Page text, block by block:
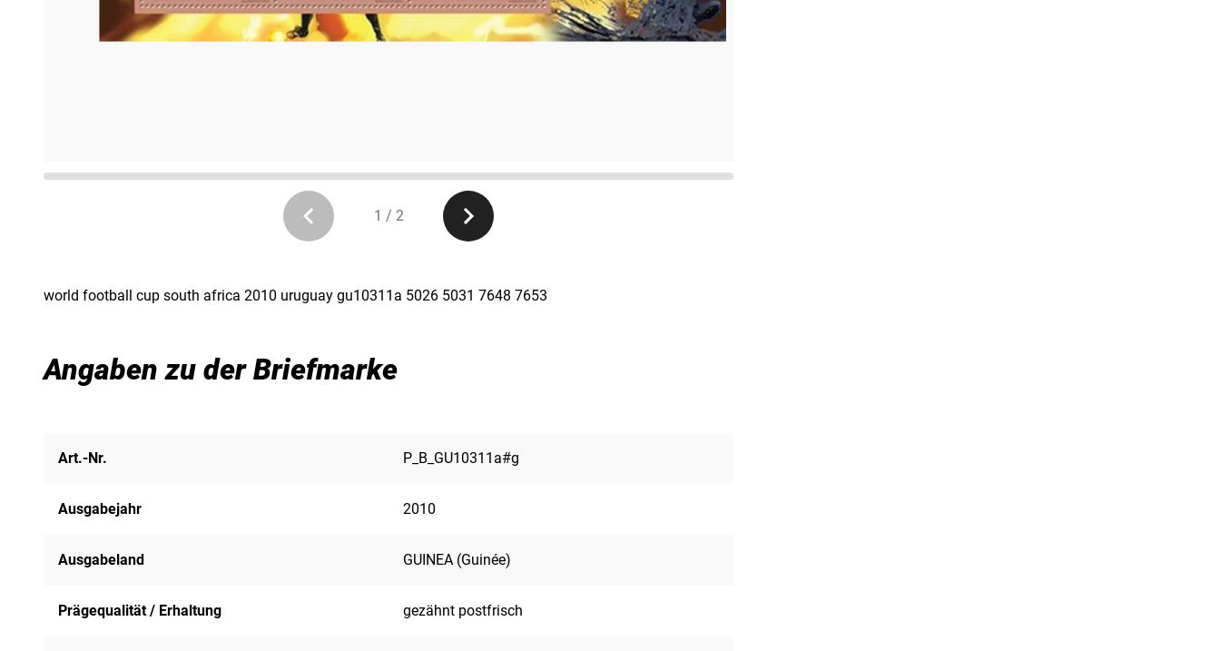
1 / 2
world football cup south africa 2010 uruguay gu10311a 5026 5031 7648 7653
Angaben zu der Briefmarke
Art.-Nr. P_B_GU10311a#g
Ausgabejahr 2010
Ausgabeland GUINEA (Guinée)
Prägequalität / Erhaltung gezähnt postfrisch